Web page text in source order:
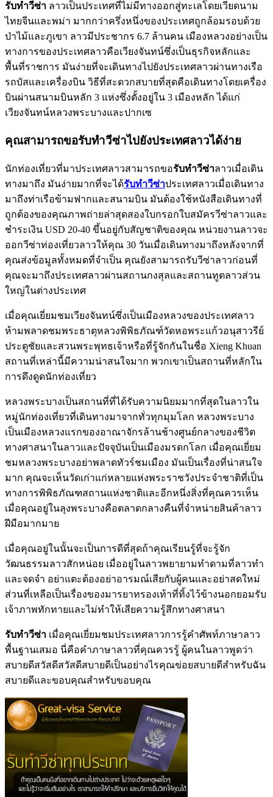
รับทำวีซ่า ลาวเป็นประเทศที่ไม่มีทางออกสู่ทะเลโดยเวียดนาม
ไทยจีนและพม่า มากกว่าครึ่งหนึ่งของประเทศถูกล้อมรอบด้วย
ป่าไม้และภูเขา ลาวมีประชากร 6.7 ล้านคน เมืองหลวงอย่างเป็น
ทางการของประเทศลาวคือเวียงจันทน์ซึ่งเป็นธุรกิจหลักและ
พื้นที่ราชการ มันง่ายที่จะเดินทางไปยังประเทศลาวผ่านทางเรือ
รถบัสและเครื่องบิน วิธีที่สะดวกสบายที่สุดคือเดินทางโดยเครื่อง
บินผ่านสนามบินหลัก 3 แห่งซึ่งตั้งอยู่ใน 3 เมืองหลัก ได้แก่
เวียงจันทน์หลวงพระบางและปากเซ
คุณสามารถขอรับทำวีซ่าไปยังประเทศลาวได้ง่าย
นักท่องเที่ยวที่มาประเทศลาวสามารถขอรับทำวีซ่าลาวเมื่อเดิน
ทางมาถึง มันง่ายมากที่จะได้รับทำวีซ่าประเทศลาวเมื่อเดินทาง
มาถึงท่าเรือข้ามฟากและสนามบิน มันต้องใช้หนังสือเดินทางที่
ถูกต้องของคุณภาพถ่ายล่าสุดสองใบกรอกใบสมัครวีซ่าลาวและ
ชำระเงิน USD 20-40 ขึ้นอยู่กับสัญชาติของคุณ หน่วยงานลาวจะ
ออกวีซ่าท่องเที่ยวลาวให้คุณ 30 วันเมื่อเดินทางมาถึงหลังจากที่
คุณส่งข้อมูลทั้งหมดที่จำเป็น คุณยังสามารถรับวีซ่าลาวก่อนที่
คุณจะมาถึงประเทศลาวผ่านสถานกงสุลและสถานทูตลาวส่วน
ใหญ่ในต่างประเทศ
เมื่อคุณเยี่ยมชมเวียงจันทน์ซึ่งเป็นเมืองหลวงของประเทศลาว
ห้ามพลาดชมพระธาตุหลวงพิพิธภัณฑ์วัดหอพระแก้วอนุสาวรีย์
ประตูชัยและสวนพระพุทธเจ้าหรือที่รู้จักกันในชื่อ Xieng Khuan
สถานที่เหล่านี้มีความน่าสนใจมาก พวกเขาเป็นสถานที่หลักใน
การดึงดูดนักท่องเที่ยว
หลวงพระบางเป็นสถานที่ที่ได้รับความนิยมมากที่สุดในลาวใน
หมู่นักท่องเที่ยวที่เดินทางมาจากทั่วทุกมุมโลก หลวงพระบาง
เป็นเมืองหลวงแรกของอาณาจักรล้านช้างศูนย์กลางของชีวิต
ทางศาสนาในลาวและปัจจุบันเป็นเมืองมรดกโลก เมื่อคุณเยี่ยม
ชมหลวงพระบางอย่าพลาดทัวร์ชมเมือง มันเป็นเรื่องที่น่าสนใจ
มาก คุณจะเห็นวัดเก่าแก่หลายแห่งพระราชวังประจำชาติที่เป็น
ทางการพิพิธภัณฑสถานแห่งชาติและอีกหนึ่งสิ่งที่คุณควรเห็น
เมื่อคุณอยู่ในลุงพระบางคือตลาดกลางคืนที่จำหน่ายสินค้าลาว
ฝีมือมากมาย
เมื่อคุณอยู่ในนั้นจะเป็นการดีที่สุดถ้าคุณเรียนรู้ที่จะรู้จัก
วัฒนธรรมลาวสักหน่อย เมื่ออยู่ในลาวพยายามทำตามที่ลาวทำ
และจดจำ อย่าแตะต้องอย่าอารมณ์เสียกับผู้คนและอย่าสดใหม่
ส่วนที่เหลือเป็นเรื่องของมารยาทรองเท้าที่ทิ้งไว้ข้างนอกยอมรับ
เจ้าภาพทักทายและไม่ทำให้เสียความรู้สึกทางศาสนา
รับทำวีซ่า เมื่อคุณเยี่ยมชมประเทศลาวการรู้คำศัพท์ภาษาลาว
พื้นฐานเสมอ นี่คือคำภาษาลาวที่คุณควรรู้ ผู้คนในลาวพูดว่า
สบายดีสวัสดีสวัสดีสบายดีเป็นอย่างไรคุณข่อยสบายดีสำหรับฉัน
สบายดีและขอบคุณสำหรับขอบคุณ